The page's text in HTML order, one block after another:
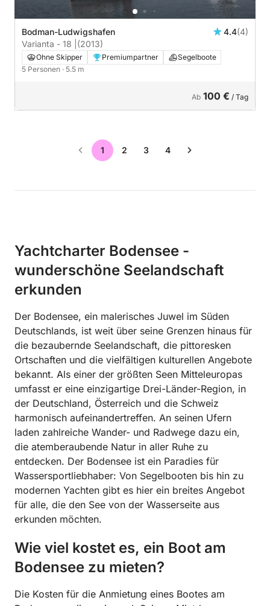
Bodman-Ludwigshafen 4.4(4)
Varianta - 18 | (2013)
Ohne Skipper Premiumpartner
Segelboote
5 Personen · 5.5 m
Ab 100 € / Tag
1 2 3 4
Yachtcharter Bodensee -
wunderschöne Seelandschaft
erkunden
Der Bodensee, ein malerisches Juwel im Süden
Deutschlands, ist weit über seine Grenzen hinaus für
die bezaubernde Seelandschaft, die pittoresken
Ortschaften und die vielfältigen kulturellen Angebote
bekannt. Als einer der größten Seen Mitteleuropas
umfasst er eine einzigartige Drei-Länder-Region, in
der Deutschland, Österreich und die Schweiz
harmonisch aufeinandertreffen. An seinen Ufern
laden zahlreiche Wander- und Radwege dazu ein,
die atemberaubende Natur in aller Ruhe zu
entdecken. Der Bodensee ist ein Paradies für
Wassersportliebhaber: Von Segelbooten bis hin zu
modernen Yachten gibt es hier ein breites Angebot
für alle, die den See von der Wasserseite aus
erkunden möchten.
Wie viel kostet es, ein Boot am
Bodensee zu mieten?
Die Kosten für die Anmietung eines Bootes am